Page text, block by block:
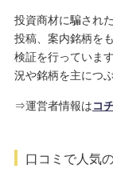
投資商材に騙され
投稿、案内銘柄を
検証を行っていま
況や銘柄を主につ
⇒運営者情報はコ
口コミで人気